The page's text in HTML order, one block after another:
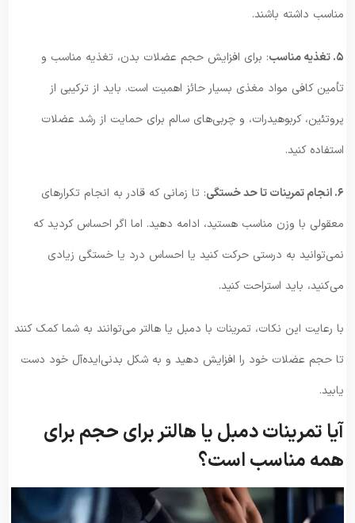
مناسب داشته باشند.
۵. تغذیه مناسب
: برای افزایش حجم عضلات بدن، تغذیه مناسب و
تأمین کافی مواد مغذی بسیار حائز اهمیت است. باید از ترکیبی از
پروتئین، کربوهیدرات، و چربی‌های سالم برای حمایت از رشد عضلات
استفاده کنید.
۶. انجام تمرینات تا حد خستگی
: تا زمانی که قادر به انجام تکرار‌های
معقولی با وزن مناسب هستید، ادامه دهید. اما اگر احساس کردید که
نمی‌توانید به درستی حرکت کنید یا احساس درد یا خستگی زیادی
می‌کنید، باید استراحت کنید.
با رعایت این نکات، تمرینات با دمبل یا هالتر می‌توانند به شما کمک کنند
تا حجم عضلات خود را افزایش دهید و به شکل بدنی‌ایده‌آل خود دست
یابید.
آیا تمرینات دمبل یا هالتر برای حجم برای
همه مناسب است؟